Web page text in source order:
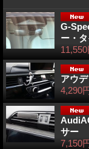
G-
ー・
11,550
アウ
4,290
サー
7,150